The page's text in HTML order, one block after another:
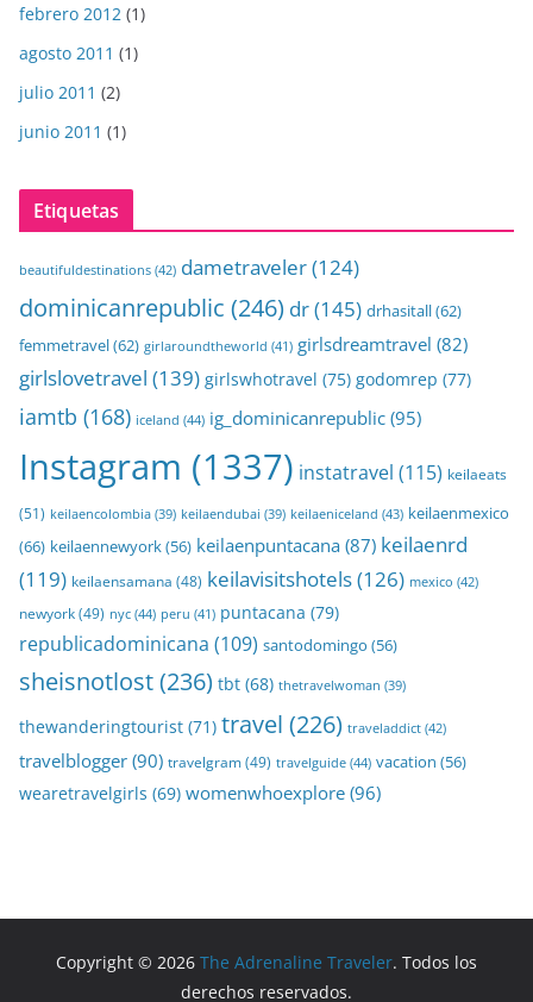
febrero 2012 (1)
agosto 2011 (1)
julio 2011 (2)
junio 2011 (1)
Etiquetas
beautifuldestinations (42) dametraveler(124)
dominicanrepublic (246) dr(145) drhasitall(62)
femmetravel(62) girlaroundtheworld (41) girlsdreamtravel (82)
girlslovetravel (139) girlswhotravel (75) godomrep (77)
iamtb (168) iceland (44) ig_dominicanrepublic (95)
Instagram (1337) instatravel (115) keilaeats
(51) keilaencolombia (39) keilaendubai (39) keilaeniceland (43) keilaenmexico
(66) keilaennewyork(56) keilaenpuntacana (87) keilaenrd
(119) keilaensamana (48) keilavisitshotels(126) mexico (42)
newyork(49) nyc (44) peru (41) puntacana (79)
republicadominicana (109) santodomingo (56)
sheisnotlost(236) tbt (68) thetravelwoman (39)
thewanderingtourist (71) travel (226) traveladdict (42)
travelblogger (90) travelgram(49) travelguide (44) vacation (56)
wearetravelgirls (69) womenwhoexplore(96)
Copyright © 2026 The Adrenaline Traveler. Todos los
derechos reservados.